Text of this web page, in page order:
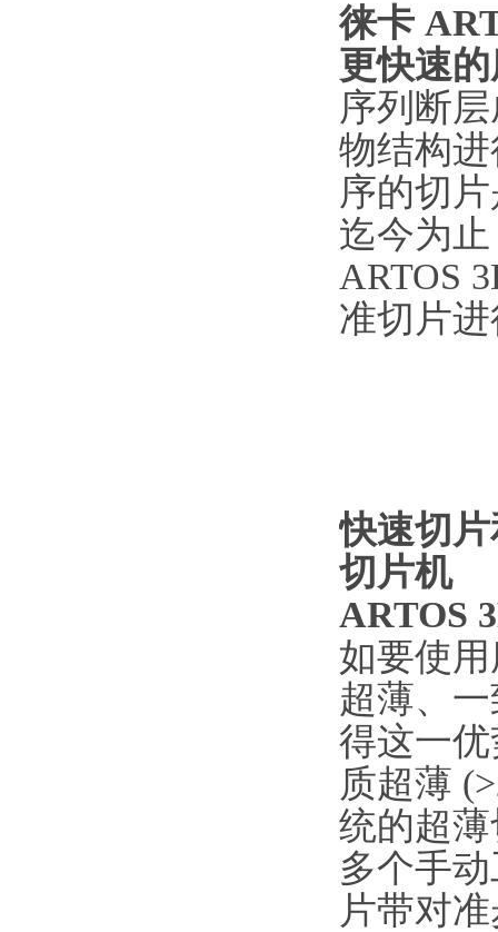
徕卡
更快速
序列断
物结构
序的切
迄今为
ARTOS
准切片
快速切
切片机
ARTOS
如要使
超薄、
得这一
质超薄
统的超
多个手
片带对